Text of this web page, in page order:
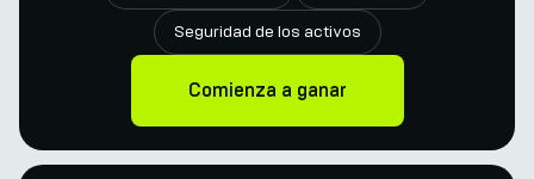
Seguridad de los activos
Comienza a ganar